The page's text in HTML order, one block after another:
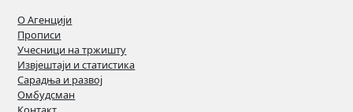
О Агенцији
Прописи
Учесници на тржишту
Извјештаји и статистика
Сарадња и развој
Омбудсман